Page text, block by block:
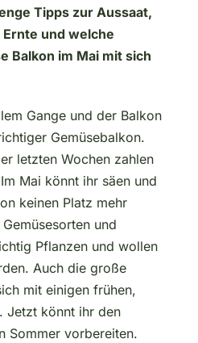
Tipps zur Aussaat,
und welche
Balkon im Mai mit sich
Gange und der Balkon
Gemüsebalkon.
letzten Wochen zahlen
Mai könnt ihr säen und
keinen Platz mehr
und
Pflanzen und wollen
Auch die große
mit einigen frühen,
Jetzt könnt ihr den
Sommer vorbereiten.